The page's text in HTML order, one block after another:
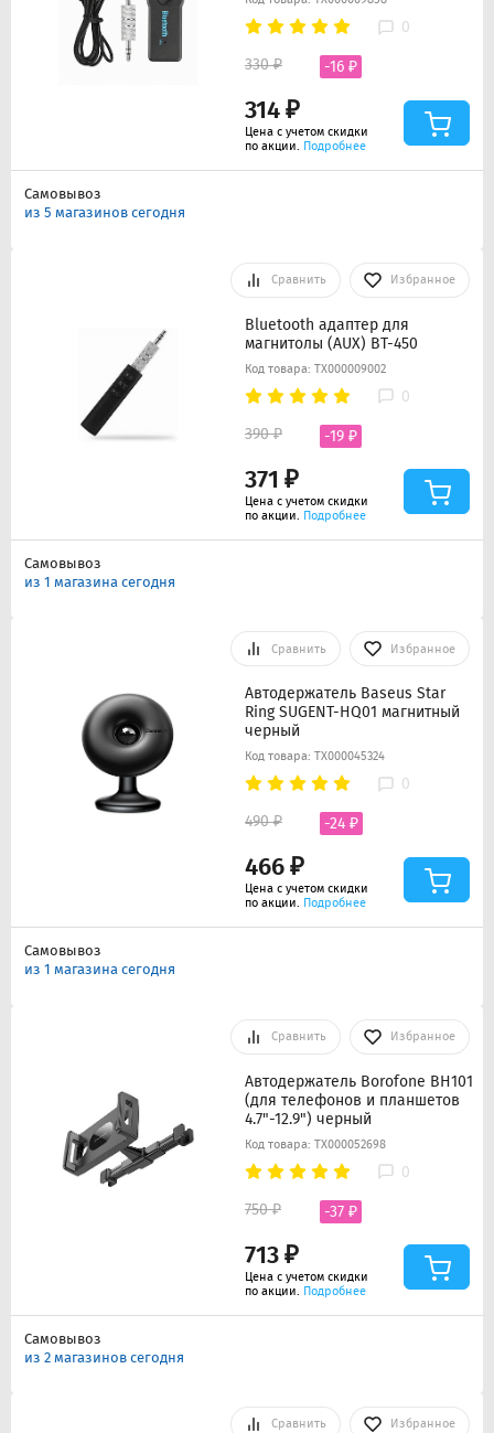
0
314 ₽
330 ₽ -16 ₽
Цена с учетом скидки
по акции. Подробнее
Самовывоз
из 5 магазинов сегодня
Сравнить Избранное
Bluetooth адаптер для
магнитолы (AUX) BT-450
Код товара: ТХ000009002
0
371 ₽
390 ₽ -19 ₽
Цена с учетом скидки
по акции. Подробнее
Самовывоз
из 1 магазина сегодня
Сравнить Избранное
Автодержатель Baseus Star
Ring SUGENT-HQ01 магнитный
черный
Код товара: ТХ000045324
0
466 ₽
490 ₽ -24 ₽
Цена с учетом скидки
по акции. Подробнее
Самовывоз
из 1 магазина сегодня
Сравнить Избранное
Автодержатель Borofone BH101
(для телефонов и планшетов
4.7"-12.9") черный
Код товара: ТХ000052698
0
713 ₽
750 ₽ -37 ₽
Цена с учетом скидки
по акции. Подробнее
Самовывоз
из 2 магазинов сегодня
Сравнить Избранное